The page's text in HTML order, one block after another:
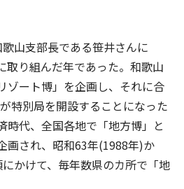
山支部長である笹井さんに
取り組んだ年であった。和歌山
ゾート博」を企画し、それに合
特別局を開設することになった
時代、全国各地で「地方博」と
画され、昭和63年(1988年)か
かけて、毎年数県のカ所で「地